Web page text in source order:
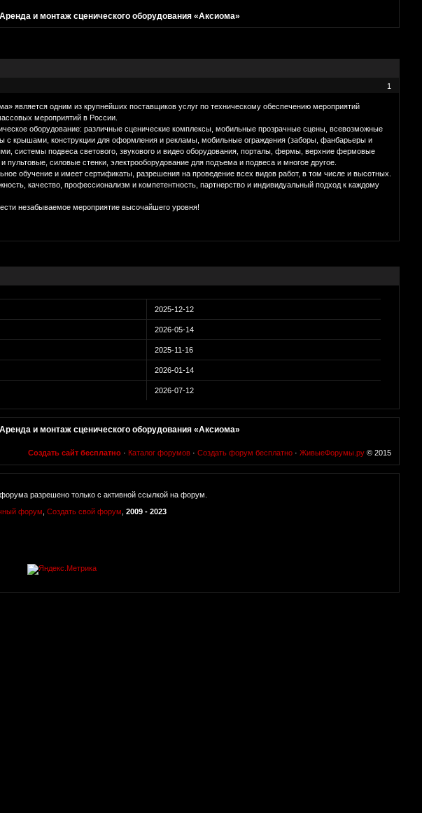
Аренда и монтаж сценического оборудования «Аксиома»
1
является одним из крупнейших поставщиков услуг по техническому обеспечению мероприятий
мероприятий в России.
оборудование: различные сценические комплексы, мобильные прозрачные сцены, всевозможные
с крышами, конструкции для оформления и рекламы, мобильные ограждения (заборы, фанбарьеры и
системы подвеса светового, звукового и видео оборудования, порталы, фермы, верхние фермовые
силовые стенки, электрооборудование для подъема и подвеса и многое другое.
обучение и имеет сертификаты, разрешения на проведение всех видов работ, в том числе и высотных.
качество, профессионализм и компетентность, партнерство и индивидуальный подход к каждому
незабываемое мероприятие высочайшего уровня!
2025-12-12
2026-05-14
2025-11-16
2026-01-14
2026-07-12
Аренда и монтаж сценического оборудования «Аксиома»
Создать сайт бесплатно · Каталог форумов · Создать форум бесплатно · ЖивыеФорумы.ру © 2015
разрешено только с активной ссылкой на форум.
форум Создать свой форум 2009 - 2023